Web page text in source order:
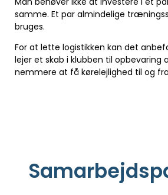
samme. Et par almindelige
bruges.
For at lette logistikken kan det
lejer et skab i klubben til opbevaring
nemmere at få kørelejlighed til og